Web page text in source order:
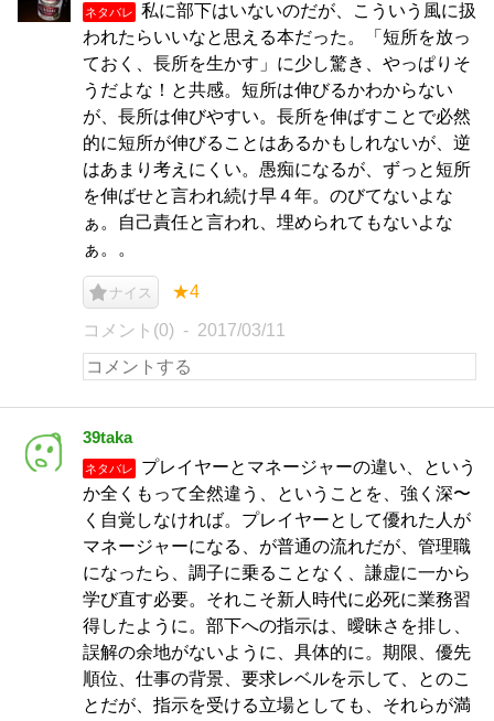
ネタバレ
私に部下はいないのだが、こういう風に扱
われたらいいなと思える本だった。「短所を放っ
ておく、長所を生かす」に少し驚き、やっぱりそ
うだよな！と共感。短所は伸びるかわからない
が、長所は伸びやすい。長所を伸ばすことで必然
的に短所が伸びることはあるかもしれないが、逆
はあまり考えにくい。愚痴になるが、ずっと短所
を伸ばせと言われ続け早４年。のびてないよな
ぁ。自己責任と言われ、埋められてもないよな
ぁ。。
ナイス ★4
コメント(0) 2017/03/11
39taka
ネタバレ
プレイヤーとマネージャーの違い、という
か全くもって全然違う、ということを、強く深〜
く自覚しなければ。プレイヤーとして優れた人が
マネージャーになる、が普通の流れだが、管理職
になったら、調子に乗ることなく、謙虚に一から
学び直す必要。それこそ新人時代に必死に業務習
得したように。部下への指示は、曖昧さを排し、
誤解の余地がないように、具体的に。期限、優先
順位、仕事の背景、要求レベルを示して、とのこ
とだが、指示を受ける立場としても、それらが満